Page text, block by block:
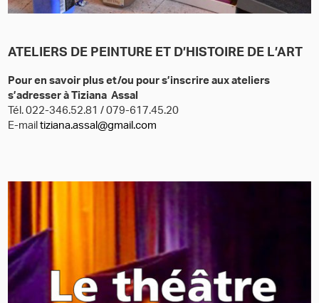
ATELIERS DE PEINTURE ET D’HISTOIRE DE L’ART
Pour en savoir plus et/ou pour s’inscrire aux ateliers
s’adresser àTiziana Assal
Tél. 022-346.52.81 / 079-617.45.20
E-mailtiziana.assal@gmail.com